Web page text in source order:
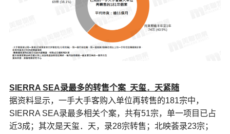
SIERRA SEA录最多的转售个案 天玺．天紧随
据资料显示，一手大手客购入单位再转售的181宗中，
SIERRA SEA录最多相关个案，共有51宗，单一项目已占
近3成；其次是天玺．天，录28宗转售；北映荟录23宗；